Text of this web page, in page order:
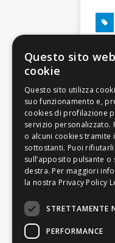
Questo sito
cookie
STRETTAMENTE
PERFORMANCE